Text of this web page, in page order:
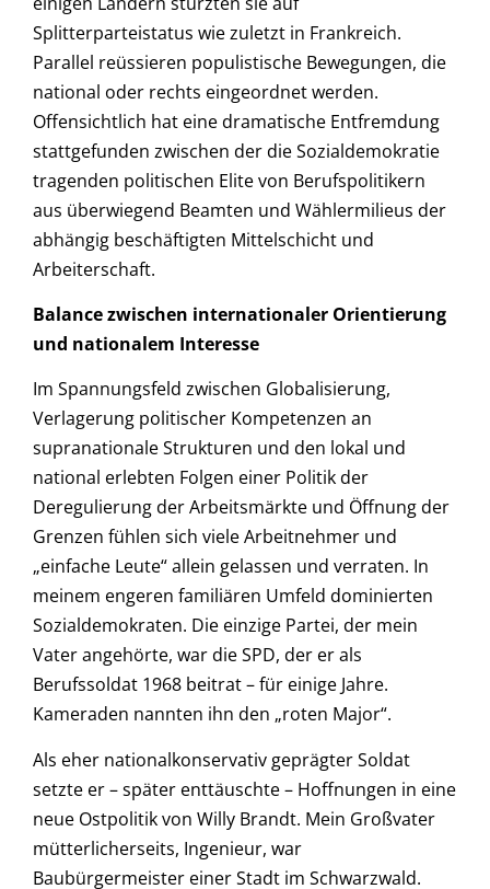
Splitterparteistatus wie zuletzt in Frankreich.
Parallel reüssieren populistische Bewegungen, die
national oder rechts eingeordnet werden.
Offensichtlich hat eine dramatische Entfremdung
stattgefunden zwischen der die Sozialdemokratie
tragenden politischen Elite von Berufspolitikern
aus überwiegend Beamten und Wählermilieus der
abhängig beschäftigten Mittelschicht und
Arbeiterschaft.
Balance zwischen internationaler Orientierung
und nationalem Interesse
Im Spannungsfeld zwischen Globalisierung,
Verlagerung politischer Kompetenzen an
supranationale Strukturen und den lokal und
national erlebten Folgen einer Politik der
Deregulierung der Arbeitsmärkte und Öffnung der
Grenzen fühlen sich viele Arbeitnehmer und
„einfache Leute“ allein gelassen und verraten. In
meinem engeren familiären Umfeld dominierten
Sozialdemokraten. Die einzige Partei, der mein
Vater angehörte, war die SPD, der er als
Berufssoldat 1968 beitrat – für einige Jahre.
Kameraden nannten ihn den „roten Major“.
Als eher nationalkonservativ geprägter Soldat
setzte er – später enttäuschte – Hoffnungen in eine
neue Ostpolitik von Willy Brandt. Mein Großvater
mütterlicherseits, Ingenieur, war
Baubürgermeister einer Stadt im Schwarzwald.